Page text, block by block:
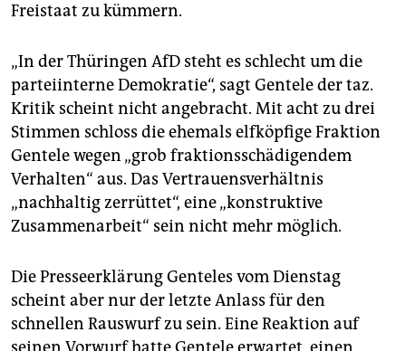
Freistaat zu kümmern.
„In der Thüringen AfD steht es schlecht um die
parteiinterne Demokratie“, sagt Gentele der taz.
Kritik scheint nicht angebracht. Mit acht zu drei
Stimmen schloss die ehemals elfköpfige Fraktion
Gentele wegen „grob fraktionsschädigendem
Verhalten“ aus. Das Vertrauensverhältnis
„nachhaltig zerrüttet“, eine „konstruktive
Zusammenarbeit“ sein nicht mehr möglich.
Die Presseerklärung Genteles vom Dienstag
scheint aber nur der letzte Anlass für den
schnellen Rauswurf zu sein. Eine Reaktion auf